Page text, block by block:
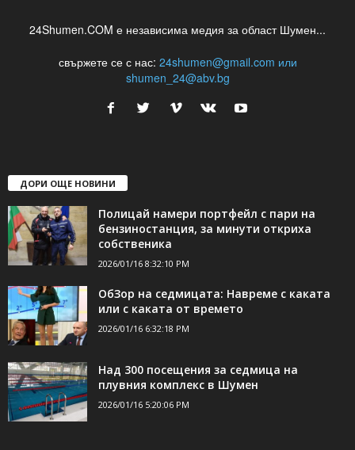
24Shumen.COM е независима медия за област Шумен...
свържете се с нас: 24shumen@gmail.com или
shumen_24@abv.bg
ДОРИ ОЩЕ НОВИНИ
Полицай намери портфейл с пари на
бензиностанция, за минути откриха
собственика
2026/01/16 8:32:10 PM
ОбЗор на седмицата: Навреме с каката
или с каката от времето
2026/01/16 6:32:18 PM
Над 300 посещения за седмица на
плувния комплекс в Шумен
2026/01/16 5:20:06 PM